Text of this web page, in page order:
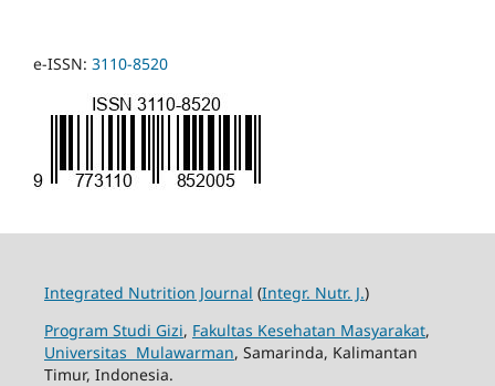
e-ISSN: 3110-8520
Integrated Nutrition Journal (Integr. Nutr. J.)
Program Studi Gizi, Fakultas Kesehatan Masyarakat,
Universitas Mulawarman, Samarinda, Kalimantan
Timur, Indonesia.